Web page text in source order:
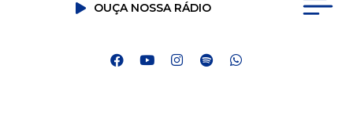
OUÇA NOSSA RÁDIO